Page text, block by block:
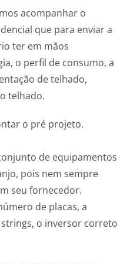
acompanhar o
que para enviar a
ter em mãos
o perfil de consumo, a
de telhado,
telhado.
o pré projeto.
de equipamentos
pois nem sempre
seu fornecedor.
de placas, a
o inversor correto